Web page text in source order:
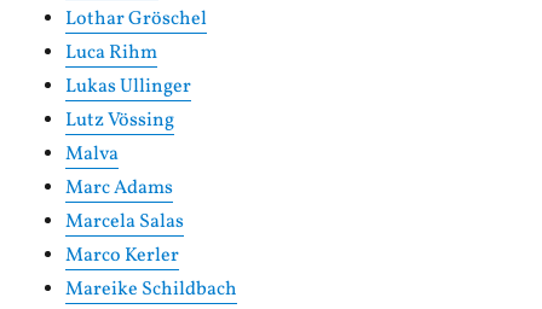
Lothar Gröschel
Luca Rihm
Lukas Ullinger
Lutz Vössing
Malva
Marc Adams
Marcela Salas
Marco Kerler
Mareike Schildbach